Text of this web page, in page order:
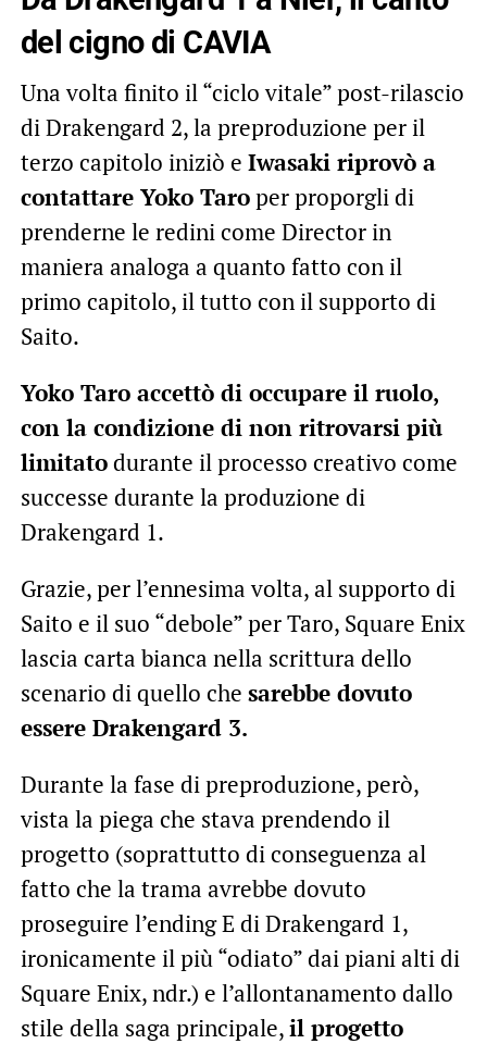
del cigno di CAVIA
Una volta finito il “ciclo vitale” post-rilascio
di Drakengard 2, la preproduzione per il
terzo capitolo iniziò e Iwasaki riprovò a
contattare Yoko Taroper proporgli di
prenderne le redini come Director in
maniera analoga a quanto fatto con il
primo capitolo, il tutto con il supporto di
Saito.
Yoko Taro accettò di occupare il ruolo,
con la condizione di non ritrovarsi più
limitatodurante il processo creativo come
successe durante la produzione di
Drakengard 1.
Grazie, per l’ennesima volta, al supporto di
Saito e il suo “debole” per Taro, Square Enix
lascia carta bianca nella scrittura dello
scenario di quello che sarebbe dovuto
essere Drakengard 3.
Durante la fase di preproduzione, però,
vista la piega che stava prendendo il
progetto (soprattutto di conseguenza al
fatto che la trama avrebbe dovuto
proseguire l’ending E di Drakengard 1,
ironicamente il più “odiato” dai piani alti di
Square Enix, ndr.) e l’allontanamento dallo
stile della saga principale,il progetto